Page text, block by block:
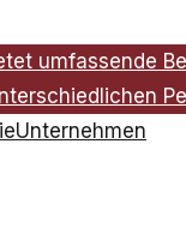
umfassende
Unternehmen